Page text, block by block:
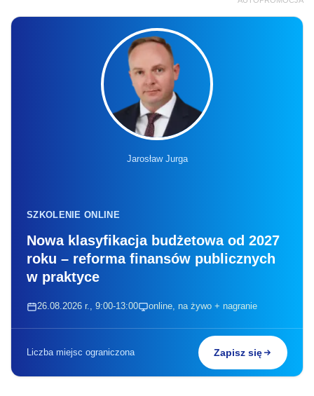
Jarosław Jurga
SZKOLENIE ONLINE
Nowa klasyfikacja budżetowa od 2027
roku – reforma finansów publicznych
w praktyce
26.08.2026 r., 9:00-13:00 online, na żywo + nagranie
Liczba miejsc ograniczona Zapisz się